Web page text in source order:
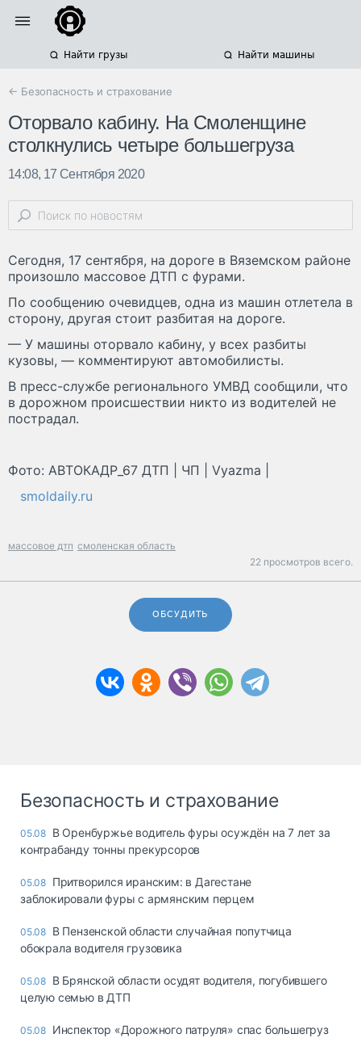
Найти грузы Найти машины
← Безопасность и страхование
Оторвало кабину. На Смоленщине
столкнулись четыре большегруза
14:08, 17 Сентября 2020
Сегодня, 17 сентября, на дороге в Вяземском районе
произошло массовое ДТП с фурами.
По сообщению очевидцев, одна из машин отлетела в
сторону, другая стоит разбитая на дороге.
— У машины оторвало кабину, у всех разбиты
кузовы, — комментируют автомобилисты.
В пресс-службе регионального УМВД сообщили, что
в дорожном происшествии никто из водителей не
пострадал.
Фото: АВТОКАДР_67 ДТП | ЧП | Vyazma |
smoldaily.ru
массовое дтп смоленская область
22 просмотров всего.
ОБСУДИТЬ
Безопасность и страхование
05.08 В Оренбуржье водитель фуры осуждён на 7 лет за
контрабанду тонны прекурсоров
05.08 Притворился иранским: в Дагестане
заблокировали фуры с армянским перцем
05.08 В Пензенской области случайная попутчица
обокрала водителя грузовика
05.08 В Брянской области осудят водителя, погубившего
целую семью в ДТП
05.08 Инспектор «Дорожного патруля» спас большегруз